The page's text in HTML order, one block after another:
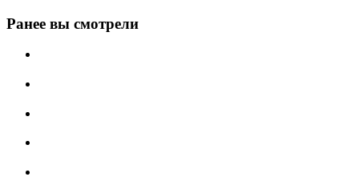
Ранее вы смотрели